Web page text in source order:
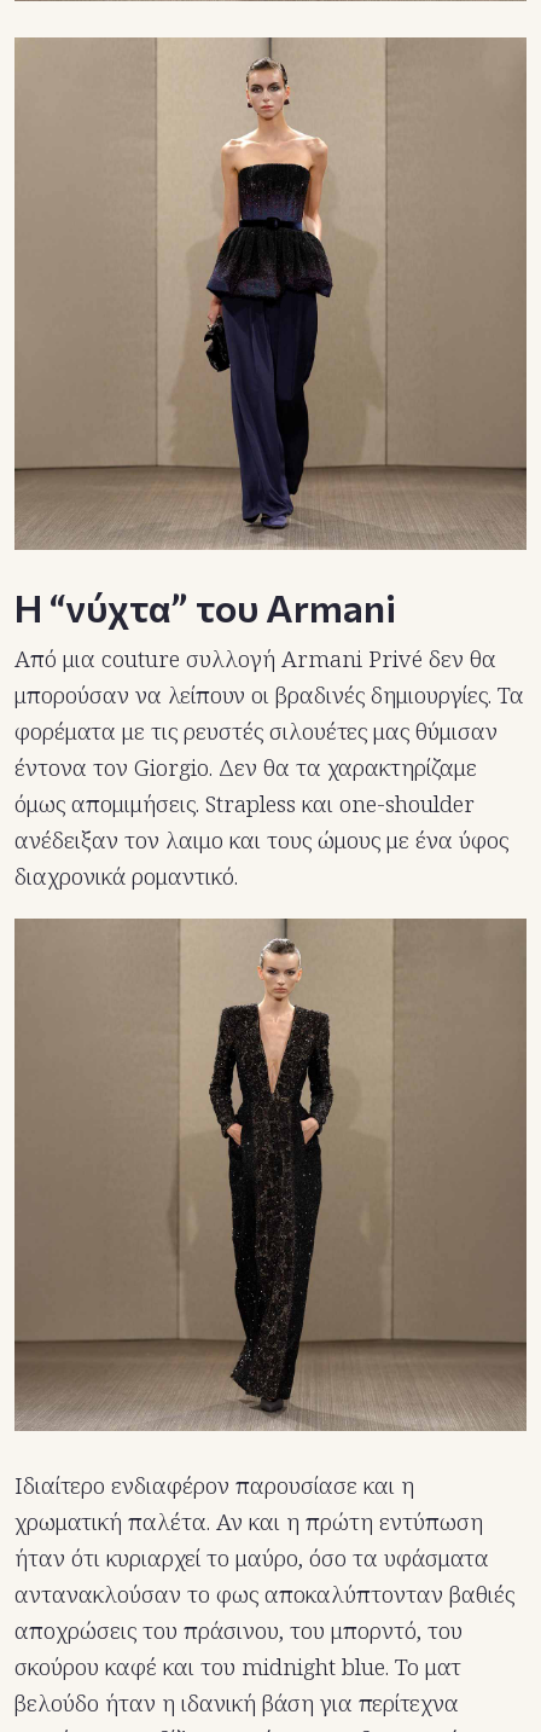
Η “νύχτα” του Armani
Aπό μια couture συλλογή Armani Privé δεν θα
μπορούσαν να λείπουν οι βραδινές δημιουργίες. Τα
φορέματα με τις ρευστές σιλουέτες μας θύμισαν
έντονα τον Giorgio. Δεν θα τα χαρακτηρίζαμε
όμως απομιμήσεις. Strapless και one-shoulder
ανέδειξαν τον λαιμο και τους ώμους με ένα ύφος
διαχρονικά ρομαντικό.
Ιδιαίτερο ενδιαφέρον παρουσίασε και η
χρωματική παλέτα. Αν και η πρώτη εντύπωση
ήταν ότι κυριαρχεί το μαύρο, όσο τα υφάσματα
αντανακλούσαν το φως αποκαλύπτονταν βαθιές
αποχρώσεις του πράσινου, του μπορντό, του
σκούρου καφέ και του midnight blue. Το ματ
βελούδο ήταν η ιδανική βάση για περίτεχνα